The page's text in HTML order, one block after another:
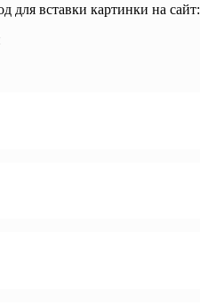
для вставки картинки на сайт: